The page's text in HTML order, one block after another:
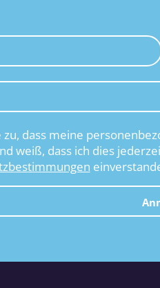
dass meine
weiß, dass ich dies